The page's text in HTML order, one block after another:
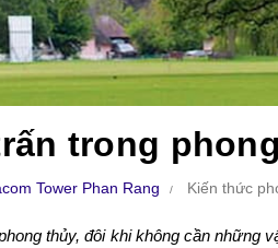
trong
Tower Phan Rang Kiến thức
thủy, đôi khi không cần những